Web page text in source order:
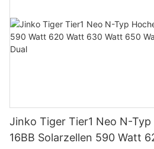
Jinko Tiger Tier1 Neo N-
16BB Solarzellen 590 Watt